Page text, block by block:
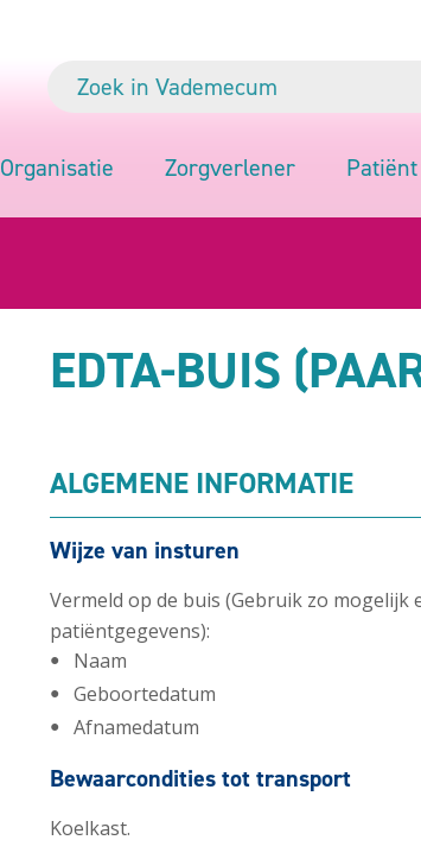
Organisatie Zorgverlener Patiënt
EDTA-BUIS
ALGEMENE INFORMATIE
Wijze van insturen
Vermeld op de buis (Gebruik zo mogelijk
patiëntgegevens):
Naam
Geboortedatum
Afnamedatum
Bewaarcondities tot transport
Koelkast.